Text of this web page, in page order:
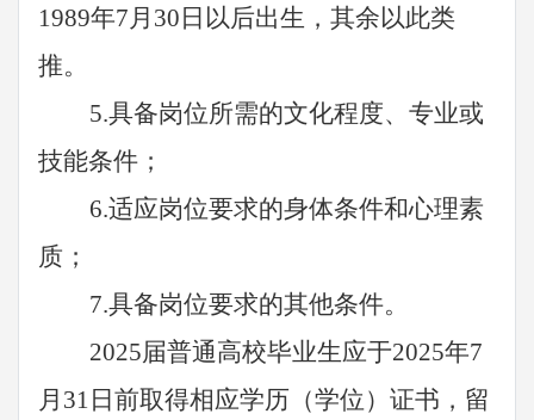
1989年7月30日以后出生，其余以此类
推。
5.具备岗位所需的文化程度、专业或
技能条件；
6.适应岗位要求的身体条件和心理素
质；
7.具备岗位要求的其他条件。
2025届普通高校毕业生应于2025年7
月31日前取得相应学历（学位）证书，留